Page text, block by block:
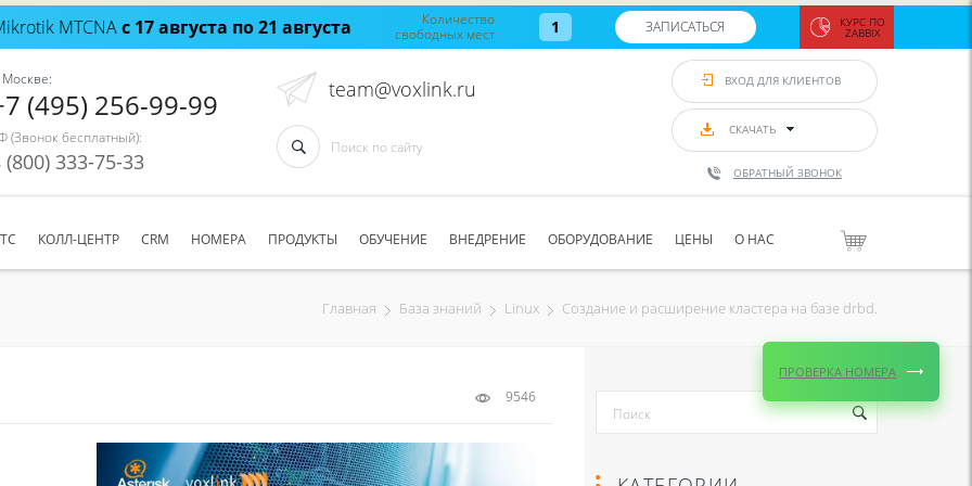
MTCNAс 17 августа по 21 августа
Количество
свободных мест
1 ЗАПИСАТЬСЯ КУРС ПО
ZABBIX
ВХОД ДЛЯ КЛИЕНТОВ
СКАЧАТЬ
ОБРАТНЫЙ ЗВОНОК
(495) 256-99-99
(Звонок бесплатный):
(800) 333-75-33
team@voxlink.ru
КОЛЛ-ЦЕНТР CRM НОМЕРА ПРОДУКТЫ ОБУЧЕНИЕ ВНЕДРЕНИЕ ОБОРУДОВАНИЕ ЦЕНЫ О НАС
Главная База знаний Linux Создание и расширение кластера на базе drbd.
9546
ПРОВЕРКА НОМЕРА